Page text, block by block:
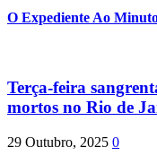
O Expediente Ao
Terça-feira
mortos no Rio de
29 Outubro, 2025 0